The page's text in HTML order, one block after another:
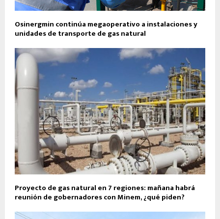
Osinergmin continúa megaoperativo a instalaciones y
unidades de transporte de gas natural
Proyecto de gas natural en 7 regiones: mañana habrá
reunión de gobernadores con Minem, ¿qué piden?